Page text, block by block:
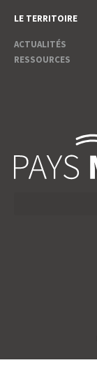
LE TERRITOIRE
ACTUALITÉS
RESSOURCES